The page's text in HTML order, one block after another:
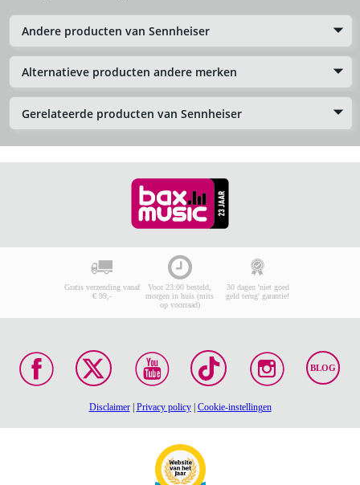
Andere producten van Sennheiser
Alternatieve producten andere merken
Gerelateerde producten van Sennheiser
Gratis verzending vanaf
€ 99,-
Voor 23:00 besteld,
morgen in huis (mits
op voorraad)
30 dagen 'niet goed
geld terug' garantie!
BLOG
Disclaimer| Privacy policy| Cookie-instellingen